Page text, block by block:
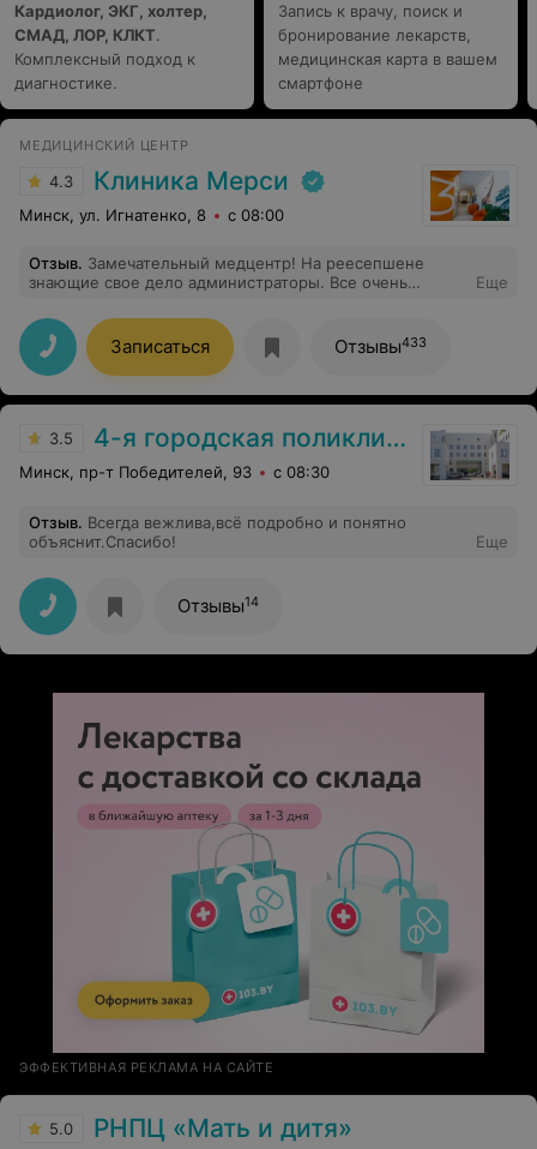
Кардиолог, ЭКГ, холтер,
СМАД, ЛОР, КЛКТ.
Комплексный подход к
диагностике.
Запись к врачу, поиск и
бронирование лекарств,
медицинская карта в вашем
смартфоне
МЕДИЦИНСКИЙ ЦЕНТР
4.3 Клиника Мерси
Минск, ул. Игнатенко, 8 с 08:00
Отзыв. Замечательный медцентр! На реесепшене
знающие свое дело администраторы. Все очень
нет очередей, атмосфера замечательная. Специалисты
квалифицированные, грамотные, очень ответственно
относятся к своей работе. Спасибо!
Еще
Записаться Отзывы433
3.5 4-я городская поликлиника
Минск, пр-т Победителей, 93 с 08:30
Отзыв. Всегда вежлива,всё подробно и понятно
объяснит.Спасибо!
Еще
Отзывы14
ЭФФЕКТИВНАЯ РЕКЛАМА НА САЙТЕ
5.0 РНПЦ «Мать и дитя»